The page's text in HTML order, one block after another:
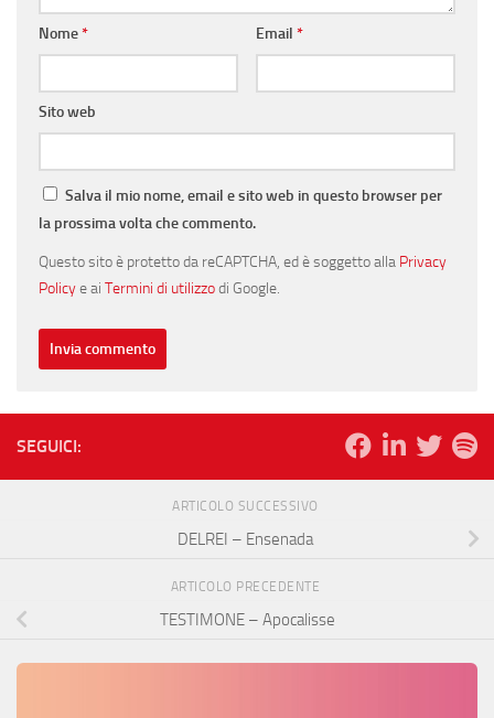
Nome* Email *
Sito web
Salva il mio nome, email e sito web in questo browser per
la prossima volta che commento.
Questo sito è protetto da reCAPTCHA, ed è soggetto alla Privacy
Policye ai Termini di utilizzodi Google.
SEGUICI:
ARTICOLO SUCCESSIVO
DELREI – Ensenada
ARTICOLO PRECEDENTE
TESTIMONE – Apocalisse